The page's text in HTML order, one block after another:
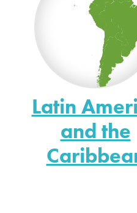
Latin
and the